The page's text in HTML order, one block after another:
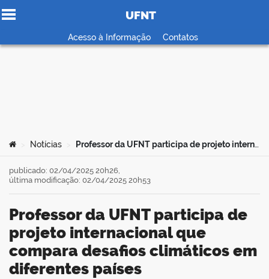
Ir para o conteúdo
UFNT
Acesso à Informação Contatos
Você está aqui:
Notícias Professor da UFNT participa de projeto internacional que compara desafios climáticos em diferentes países
Professor da UFNT participa de
projeto internacional que
compara desafios climáticos em
diferentes países
publicado: 02/04/2025 20h26,
última modificação: 02/04/2025 20h53